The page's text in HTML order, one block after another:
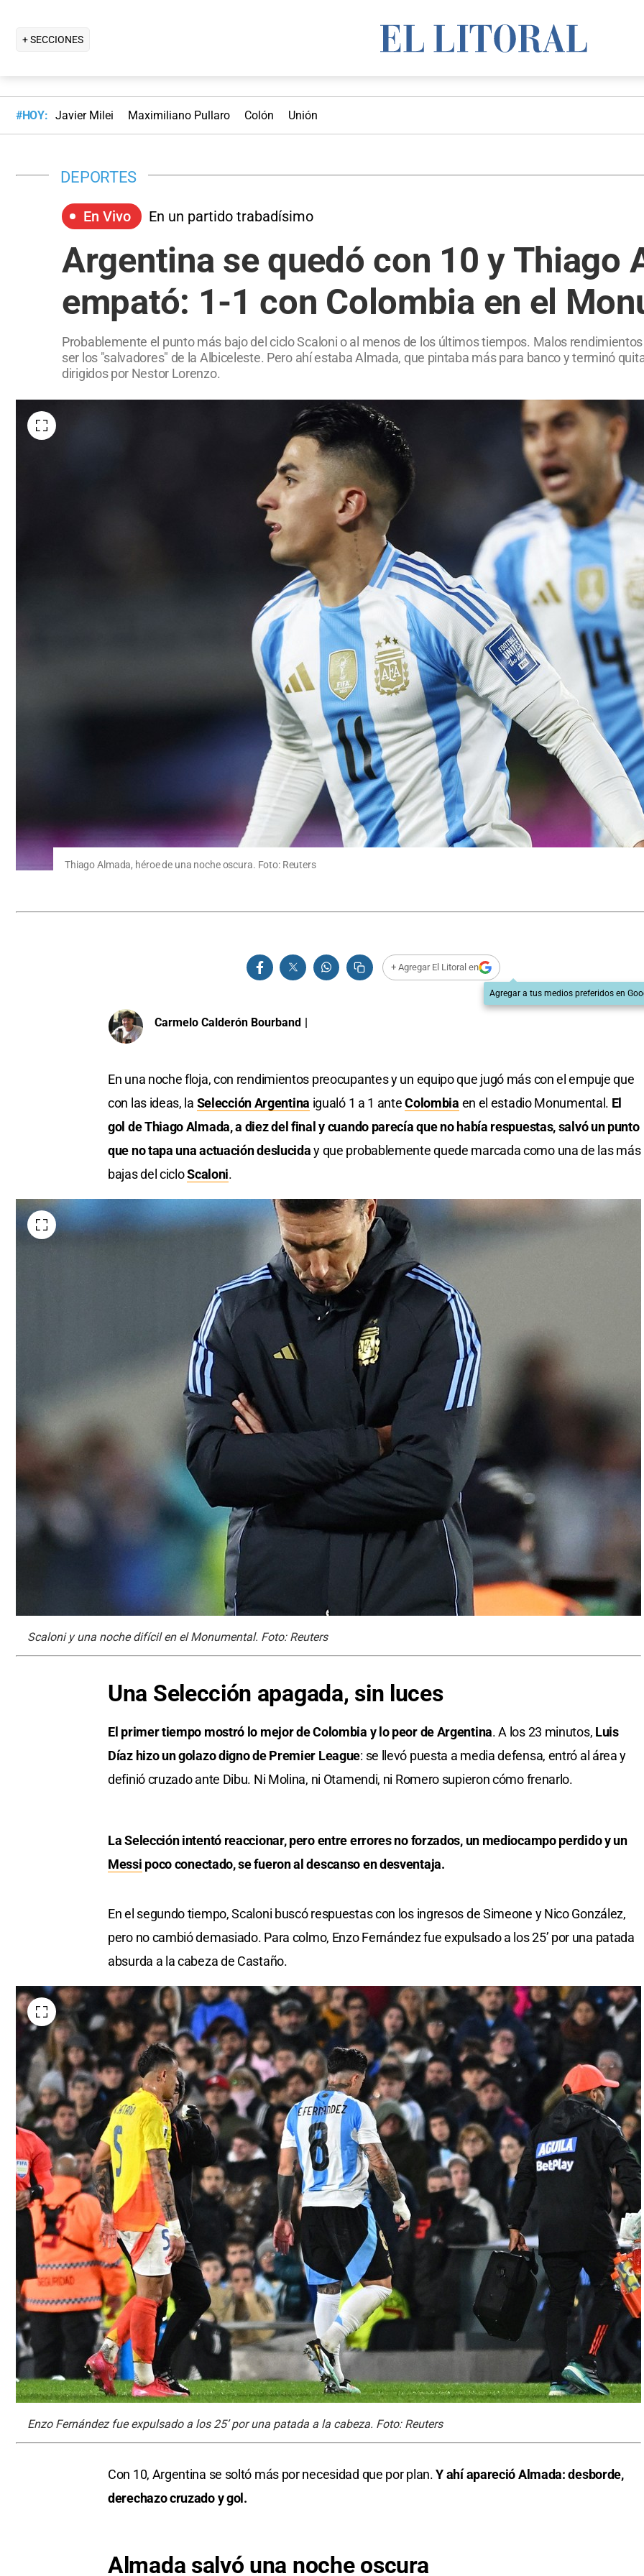
+ SECCIONES
#HOY: Javier Milei Maximiliano Pullaro Colón Unión
DEPORTES
En Vivo En un partido trabadísimo
Argentina se quedó con 10 y Thiago
empató: 1-1 con Colombia en el
Probablemente el punto más bajo del ciclo Scaloni o al menos de los últimos tiempos. Malos
ser los "salvadores" de la Albiceleste. Pero ahí estaba Almada, que pintaba más para banco y terminó
dirigidos por Nestor Lorenzo.
Thiago Almada, héroe de una noche oscura. Foto: Reuters
+ Agregar El Litoral en
Agregar a tus medios preferidos en
Carmelo Calderón Bourband |
En una noche floja, con rendimientos preocupantes y un equipo que jugó más con el empuje que
con las ideas, la Selección Argentina igualó 1 a 1 anteColombia en el estadio Monumental. El
gol de Thiago Almada, a diez del final y cuando parecía que no había respuestas, salvó un punto
que no tapa una actuación desluciday que probablemente quede marcada como una de las más
bajas del cicloScaloni.
Scaloni y una noche difícil en el Monumental. Foto: Reuters
Una Selección apagada, sin luces
El primer tiempo mostró lo mejor de Colombia y lo peor de Argentina. A los 23 minutos, Luis
Díaz hizo un golazo digno de Premier League: se llevó puesta a media defensa, entró al área y
definió cruzado ante Dibu. Ni Molina, ni Otamendi, ni Romero supieron cómo frenarlo.
La Selección intentó reaccionar, pero entre errores no forzados, un mediocampo perdido y un
Messi poco conectado, se fueron al descanso en desventaja.
En el segundo tiempo, Scaloni buscó respuestas con los ingresos de Simeone y Nico González,
pero no cambió demasiado. Para colmo, Enzo Fernández fue expulsado a los 25’ por una patada
absurda a la cabeza de Castaño.
Enzo Fernández fue expulsado a los 25’ por una patada a la cabeza. Foto: Reuters
Con 10, Argentina se soltó más por necesidad que por plan.Y ahí apareció Almada: desborde,
derechazo cruzado y gol.
Almada salvó una noche oscura